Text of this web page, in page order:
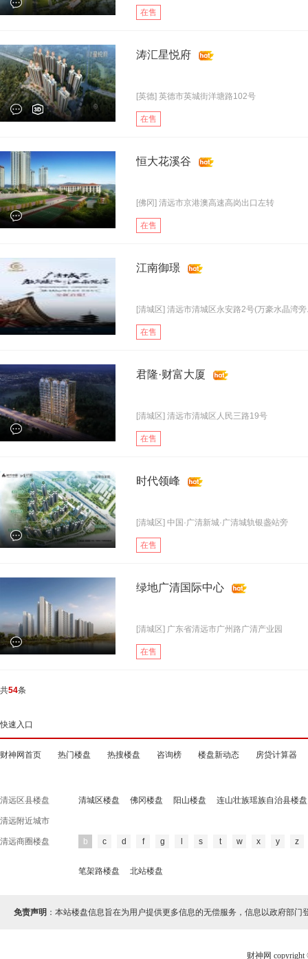
在售
涛汇星悦府
[英德] 英德市英城街洋塘路102号
在售
恒大花溪谷
[佛冈] 清远市京港澳高速高岗出口左转
在售
江南御璟
[清城区] 清远市清城区永安路2号(万豪水晶湾旁
在售
君隆·财富大厦
[清城区] 清远市清城区人民三路19号
在售
时代领峰
[清城区] 中国·广清新城·广清城轨银盏站旁
在售
绿地广清国际中心
[清城区] 广东省清远市广州路广清产业园
在售
共54条
快速入口
财神网首页 热门楼盘 热搜楼盘 咨询榜 楼盘新动态 房贷计算器
清远区县楼盘 清城区楼盘 佛冈楼盘 阳山楼盘 连山壮族瑶族自治县楼盘
清远附近城市
清远商圈楼盘 b c d f g s t w x y z
笔架路楼盘 北站楼盘
免责声明 ：本站楼盘信息旨在为用户提供更多信息的无偿服务，信息以政府部门
财神网